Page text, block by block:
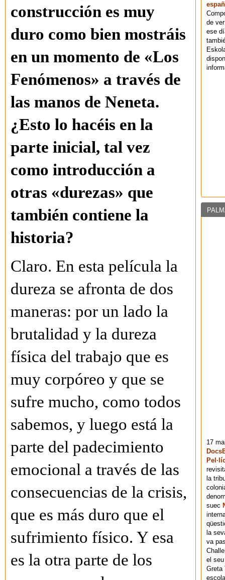
construcción es muy
duro como bien mostráis
en un momento de «Los
Fenómenos» a través de
las manos de Neneta.
¿Esto lo hacéis en la
parte inicial, tal vez
como introducción a
otras «durezas» que
también contiene la
historia?
Claro. En esta película la
dureza se afronta de dos
maneras: por un lado la
brutalidad y la dureza
física del trabajo que es
muy corpóreo y que se
sufre mucho, como todos
sabemos, y luego está la
parte del padecimiento
emocional a través de las
consecuencias de la crisis,
que es más duro que el
sufrimiento físico. Y esa
es la otra parte de los
de
ese
17
la
suec
la
va
el
Greta